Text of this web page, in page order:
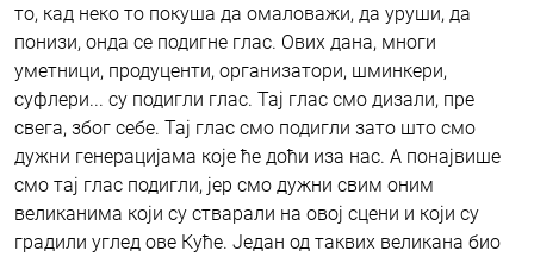
то, кад неко то покуша да омаловажи, да уруши, да
понизи, онда се подигне глас. Ових дана, многи
уметници, продуценти, организатори, шминкери,
суфлери... су подигли глас. Тај глас смо дизали, пре
свега, због себе. Тај глас смо подигли зато што смо
дужни генерацијама које ће доћи иза нас. А понајвише
смо тај глас подигли, јер смо дужни свим оним
великанима који су стварали на овој сцени и који су
градили углед ове Куће. Један од таквих великана био